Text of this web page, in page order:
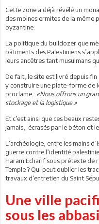
Cette zone a déjà révélé un
des moines ermites de la même
byzantine.
La politique du bulldozer que
bâtiments des Palestiniens
leurs ancêtres tant musulmans
De fait, le site est livré depuis
y construire une plate-forme de
proclame : «Nous offrons un
stockage et la logistique.»
Et c’est ainsi que ces beaux
jamais, écrasés par le béton et
L’archéologie, entre les mains
guerre contre l’identité
Haram Echarif sous prétexte de
Temple ? Qui peut oublier les
travaux d’entretien du Saint
Une ville
sous les